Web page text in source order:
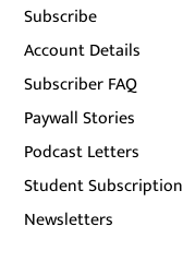
Subscribe
Account Details
Subscriber FAQ
Paywall Stories
Podcast Letters
Student Subscription
Newsletters